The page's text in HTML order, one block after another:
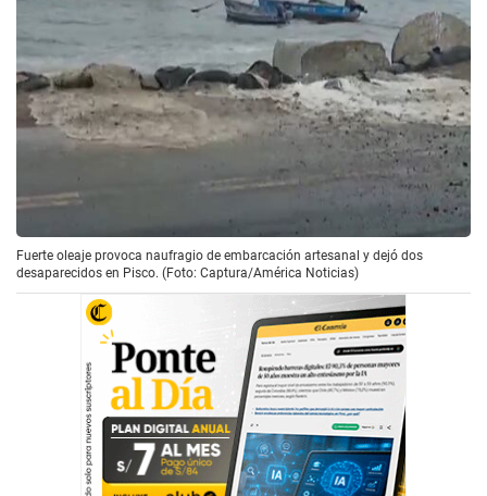
Fuerte oleaje provoca naufragio de embarcación artesanal y dejó dos
desaparecidos en Pisco. (Foto: Captura/América Noticias)